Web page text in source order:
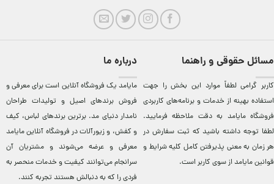
مسائل حقوقی و راهنما
کاربر گرامی لطفاً موارد این بخش را جهت
استفاده بهینه از خدمات و برنامه‌‏های کاربردی
فروشگاه مایامد به دقت ملاحظه فرمایید.
لطفا توجه داشته باشید که ثبت سفارش در
هر زمان به معنی پذیرفتن کامل کلیهشرایط و
قوانین مایامداز سوی کاربر است.
درباره ما
مایامد يک فروشگاه آنلاين است برای معرفی و
فروش برندهای اصيل و توليدات طراحان
نامدار دنيای مد. برترين‌ برندهای لباس، کيف
و کفش، و زيورآلات در فروشگاه آنلاين مایامد
معرفی و عرضه می‌شوند و مشتريان آن
سرانجام می‌توانند کيفيت و خدمات منحصر به
فردی را که به دنبالش هستند تجربه کنند.